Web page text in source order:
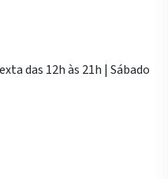
das 12h às 21h | Sábado